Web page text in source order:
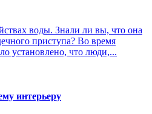
воды. Знали ли вы, что она
приступа? Во время
установлено, что люди,...
интерьеру